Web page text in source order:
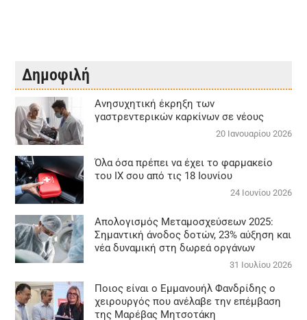
Δημοφιλή
Aνησυχητική έκρηξη των
γαστρεντερικών καρκίνων σε νέους
20 Ιανουαρίου 2026
Όλα όσα πρέπει να έχει το φαρμακείο
του ΙΧ σου από τις 18 Ιουνίου
24 Ιουνίου 2026
Απολογισμός Μεταμοσχεύσεων 2025:
Σημαντική άνοδος δοτών, 23% αύξηση και
νέα δυναμική στη δωρεά οργάνων
31 Ιουλίου 2026
Ποιος είναι ο Εμμανουήλ Φανδρίδης ο
χειρουργός που ανέλαβε την επέμβαση
της Μαρέβας Μητσοτάκη